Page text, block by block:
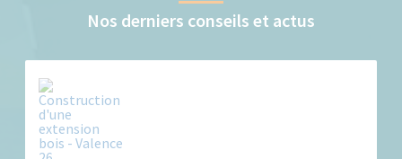
Nos derniers conseils et actus